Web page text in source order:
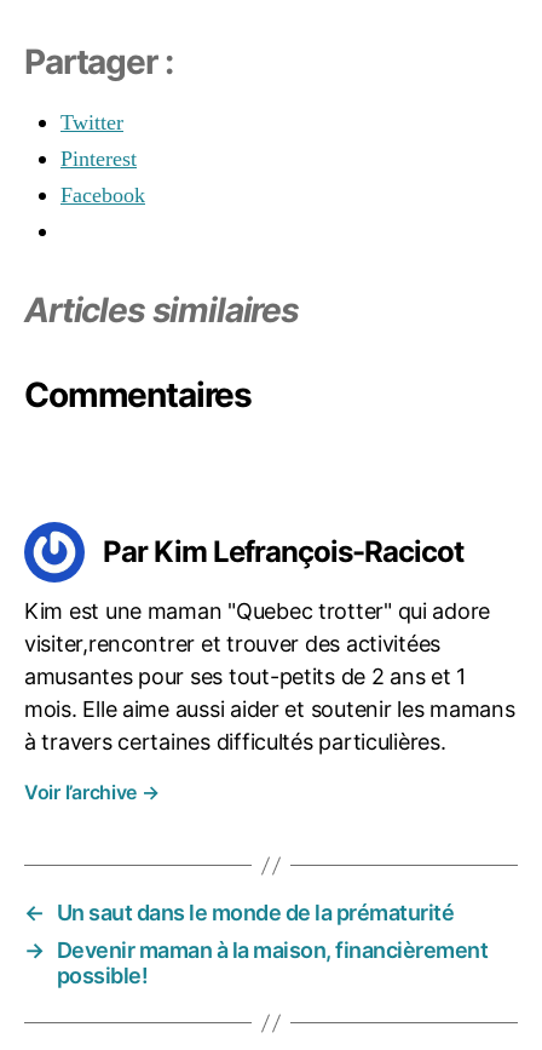
Partager :
Twitter
Pinterest
Facebook
Articles similaires
Commentaires
Par Kim Lefrançois-Racicot
Kim est une maman "Quebec trotter" qui adore
visiter,rencontrer et trouver des activitées
amusantes pour ses tout-petits de 2 ans et 1
mois. Elle aime aussi aider et soutenir les mamans
à travers certaines difficultés particulières.
Voir l’archive →
←
Un saut dans le monde de la prématurité
→ Devenir maman à la maison, financièrement
possible!